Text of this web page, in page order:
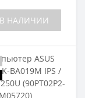
НАЛИЧИИ